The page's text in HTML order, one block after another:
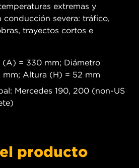
extremas y
conducción severa: tráfico,
trayectos cortos e
(A) = 330 mm; Diámetro
Altura (H) = 52 mm
Mercedes 190, 200 (non-US
producto